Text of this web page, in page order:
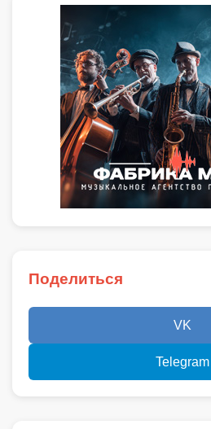
Поделиться
VK
Telegram